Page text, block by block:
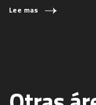
Lee mas